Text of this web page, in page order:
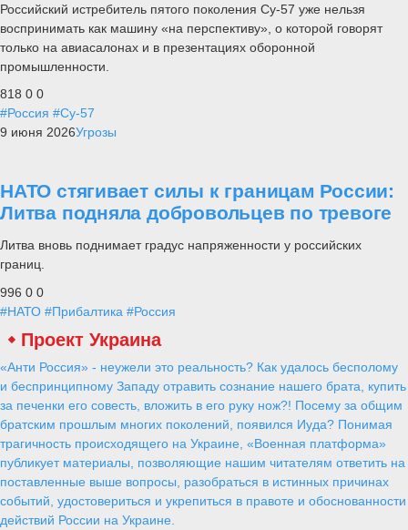
Российский истребитель пятого поколения Су-57 уже нельзя
воспринимать как машину «на перспективу», о которой говорят
только на авиасалонах и в презентациях оборонной
промышленности.
818 0 0
#Россия #Су-57
9 июня 2026Угрозы
НАТО стягивает силы к границам России:
Литва подняла добровольцев по тревоге
Литва вновь поднимает градус напряженности у российских
границ.
996 0 0
#НАТО #Прибалтика #Россия
Проект Украина
«Анти Россия» - неужели это реальность? Как удалось бесполому
и беспринципному Западу отравить сознание нашего брата, купить
за печенки его совесть, вложить в его руку нож?! Посему за общим
братским прошлым многих поколений, появился Иуда? Понимая
трагичность происходящего на Украине, «Военная платформа»
публикует материалы, позволяющие нашим читателям ответить на
поставленные выше вопросы, разобраться в истинных причинах
событий, удостовериться и укрепиться в правоте и обоснованности
действий России на Украине.